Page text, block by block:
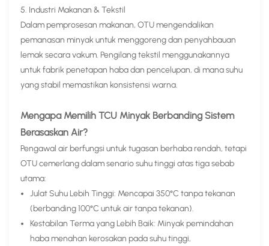
5. Industri Makanan & Tekstil​
Dalam pemprosesan makanan, OTU mengendalikan
pemanasan minyak untuk menggoreng dan penyahbauan
lemak secara vakum. Pengilang tekstil menggunakannya
untuk fabrik penetapan haba dan pencelupan, di mana suhu
yang stabil memastikan konsistensi warna.
Mengapa Memilih TCU Minyak Berbanding Sistem
Berasaskan Air?
Pengawal air berfungsi untuk tugasan berhaba rendah, tetapi
OTU cemerlang dalam senario suhu tinggi atas tiga sebab
utama:
Julat Suhu Lebih Tinggi: Mencapai 350°C tanpa tekanan
(berbanding 100°C untuk air tanpa tekanan).
Kestabilan Terma yang Lebih Baik: Minyak pemindahan
haba menahan kerosakan pada suhu tinggi,